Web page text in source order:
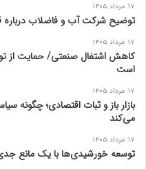
۱۷ مرداد ۱۴۰۵
توضیح شرکت آب و فاضلاب درباره
۱۷ مرداد ۱۴۰۵
کاهش اشتغال صنعتی/ حمایت از
است
۱۷ مرداد ۱۴۰۵
بازار باز و ثبات اقتصادی؛
می‌کند
۱۷ مرداد ۱۴۰۵
توسعه خورشیدی‌ها با یک مانع